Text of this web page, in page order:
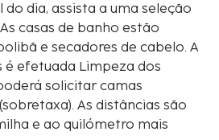
dia, assista a uma seleção
casas de banho estão
e secadores de cabelo. A
é efetuada Limpeza dos
solicitar camas
As distâncias são
e ao quilómetro mais